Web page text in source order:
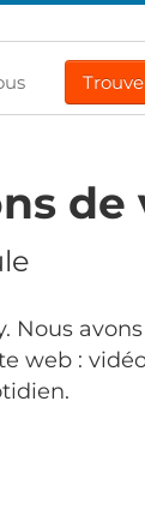
de
Nous
web :